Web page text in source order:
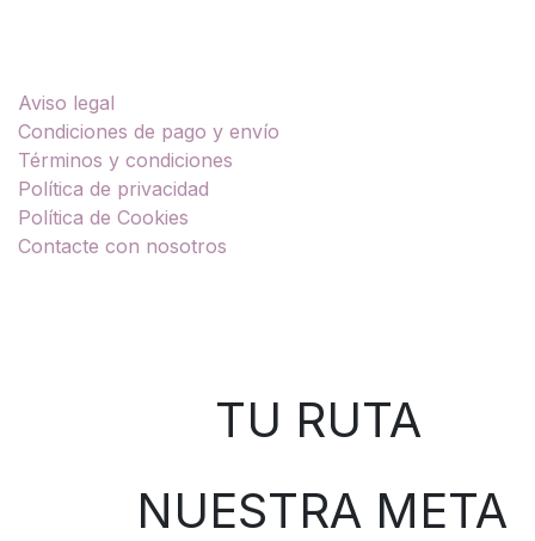
Aviso legal
Condiciones de pago y envío
Términos y condiciones
Política de privacidad
Política de Cookies
Contacte con nosotros
TU RUTA
NUESTRA META